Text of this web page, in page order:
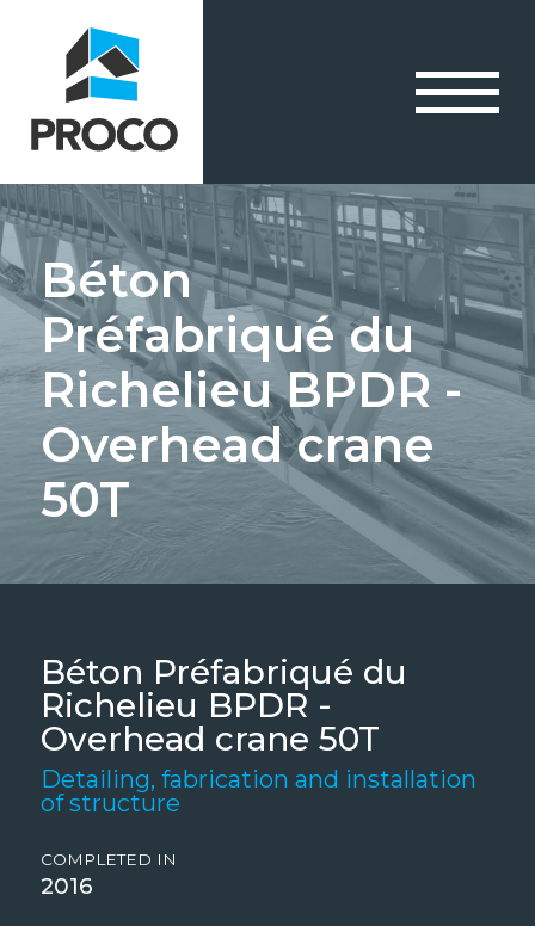
Béton
Préfabriqué du
Richelieu BPDR -
Overhead crane
50T
Béton Préfabriqué du
Richelieu BPDR -
Overhead crane 50T
Detailing, fabrication and installation
of structure
COMPLETED IN
2016